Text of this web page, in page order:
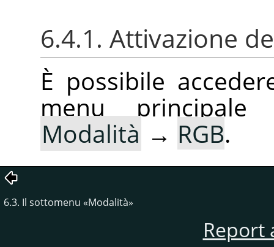
6.4.1. Attivazione
È possibile
menu
Modalità → RGB.
6.3. Il sottomenu «Modalità»
Report